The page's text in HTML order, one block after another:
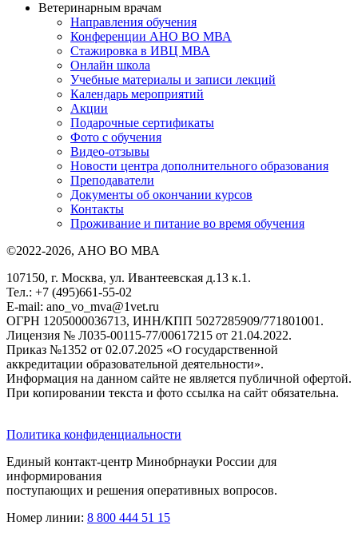
Ветеринарным врачам
Направления обучения
Конференции АНО ВО МВА
Стажировка в ИВЦ МВА
Онлайн школа
Учебные материалы и записи лекций
Календарь мероприятий
Акции
Подарочные сертификаты
Фото с обучения
Видео-отзывы
Новости центра дополнительного образования
Преподаватели
Документы об окончании курсов
Контакты
Проживание и питание во время обучения
©2022-2026, АНО ВО МВА
107150, г. Москва, ул. Ивантеевская д.13 к.1.
Тел.: +7 (495)661-55-02
E-mail: ano_vo_mva@1vet.ru
ОГРН 1205000036713, ИНН/КПП 5027285909/771801001.
Лицензия № Л035-00115-77/00617215 от 21.04.2022.
Приказ №1352 от 02.07.2025 «О государственной
аккредитации образовательной деятельности».
Информация на данном сайте не является публичной офертой.
При копировании текста и фото ссылка на сайт обязательна.
Политика конфиденциальности
Единый контакт-центр Минобрнауки России для
информирования
поступающих и решения оперативных вопросов.
Номер линии: 8 800 444 51 15